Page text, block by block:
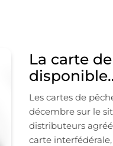
La carte
Les cartes de
décembre sur le
distributeurs
carte